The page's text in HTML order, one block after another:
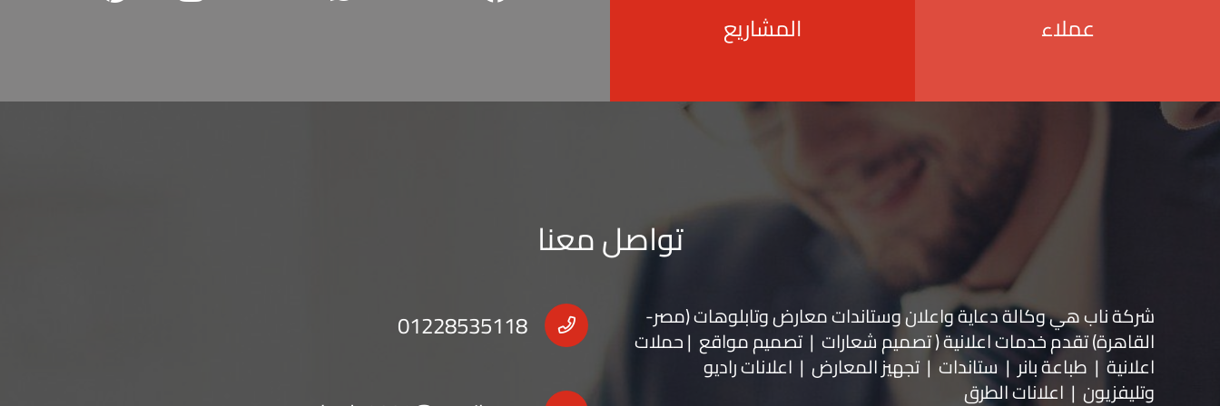
عملاء المشاريع
تواصل معنا
شركة ناب هي وكالة دعاية واعلان وستاندات معارضوتابلوهات(مصر-
القاهرة) تقدم خدمات اعلانية ( تصميم شعارات | تصميم مواقع | حملات
اعلانية | طباعة بانر | ستاندات | تجهيز المعارض | اعلانات راديو
وتليفزيون | اعلانات الطرق
01228535118